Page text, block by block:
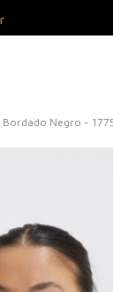
Negro -